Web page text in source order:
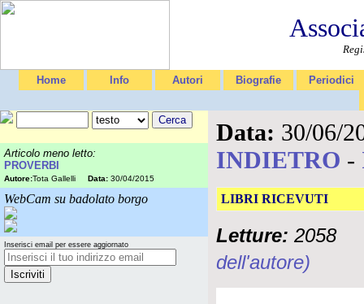
Home Info Autori Biografie Periodici
Articolo meno letto:
PROVERBI
Autore:Tota Gallelli Data: 30/04/2015
WebCam su badolato borgo
Inserisci email per essere aggiornato
Data: 30/06/
INDIETRO -
LIBRI RICEVUTI
Letture: 2058
dell'autore)